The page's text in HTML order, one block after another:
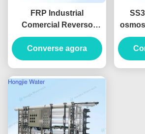
FRP Industrial
Comercial Reverso
Osmose Tratamento de
Água Instalação
personalizável
Converse agora